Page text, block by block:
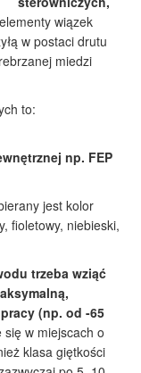
wiązek
w postaci drutu
miedzi
to:
np. FEP
jest kolor
fioletowy, niebieski,
trzeba wziąć
(np. od -65
w miejscach o
klasa giętkości